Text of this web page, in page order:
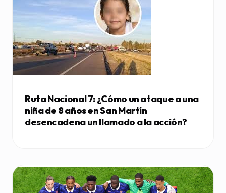
Ruta Nacional 7: ¿Cómo un ataque a una
niña de 8 años en San Martín
desencadena un llamado a la acción?